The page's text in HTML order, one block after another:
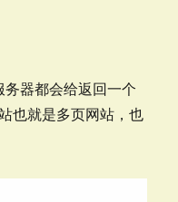
器都会给返回一个
也就是多页网站，也